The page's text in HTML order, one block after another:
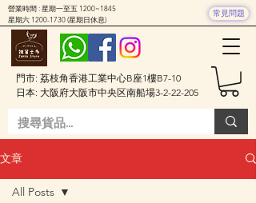
門市: 荔枝角香港工業中心B座1樓B7-10
日本: 大阪府大阪市中央区南船場3-2-22-205
營業時間 : 星期一至五 1200~1845
星期六 1200-1730(星期日休息)
常見問題
文章
All Posts